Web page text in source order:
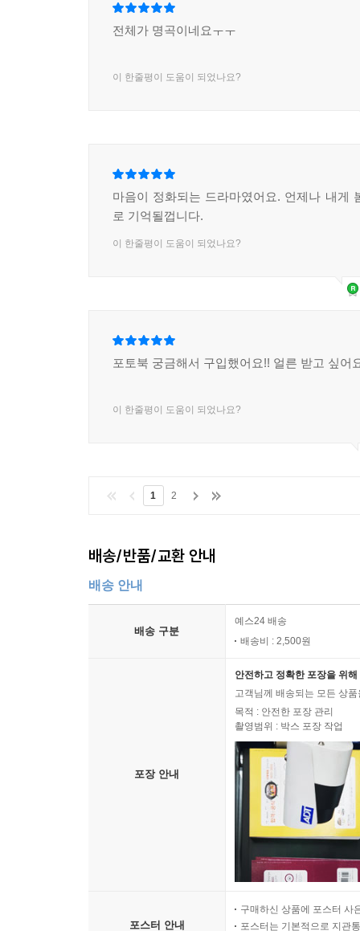
전체가 명곡이네요ㅜㅜ
이 한줄평이 도움이 되었나요?
마음이 정화되는 드라마였어요. 언제나 내게
로 기억될껍니다.
이 한줄평이 도움이 되었나요?
포토북 궁금해서 구입했어요!! 얼른 받고 싶어
이 한줄평이 도움이 되었나요?
1 2
배송/반품/교환 안내
배송 안내
배송 구분
예스24 배송
배송비 : 2,500원
포장 안내
안전하고 정확한 포장을 위
고객님께 배송되는 모든 상
목적 : 안전한 포장 관리
촬영범위 : 박스 포장 작업
포스터 안내
구매하신 상품에 포스터 사
포스터는 기본적으로 지관